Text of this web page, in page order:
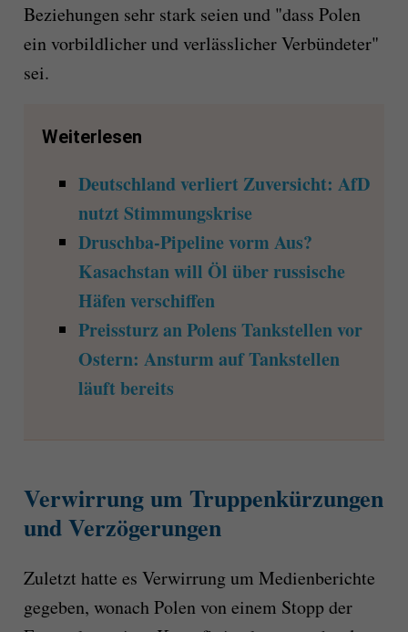
Beziehungen sehr stark seien und "dass Polen
ein vorbildlicher und verlässlicher Verbündeter"
sei.
Weiterlesen
Deutschland verliert Zuversicht: AfD
nutzt Stimmungskrise
Druschba-Pipeline vorm Aus?
Kasachstan will Öl über russische
Häfen verschiffen
Preissturz an Polens Tankstellen vor
Ostern: Ansturm auf Tankstellen
läuft bereits
Verwirrung um Truppenkürzungen
und Verzögerungen
Zuletzt hatte es Verwirrung um Medienberichte
gegeben, wonach Polen von einem Stopp der